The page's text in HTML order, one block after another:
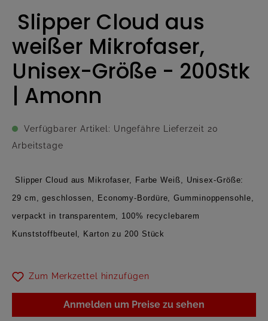
Slipper Cloud aus
weißer Mikrofaser,
Unisex-Größe - 200Stk
| Amonn
Verfügbarer Artikel: Ungefähre Lieferzeit 20
Arbeitstage
Slipper Cloud aus Mikrofaser, Farbe Weiß, Unisex-Größe:
29 cm, geschlossen, Economy-Bordüre, Gumminoppensohle,
verpackt in transparentem, 100% recyclebarem
Kunststoffbeutel, Karton zu 200 Stück
Zum Merkzettel hinzufügen
Anmelden um Preise zu sehen